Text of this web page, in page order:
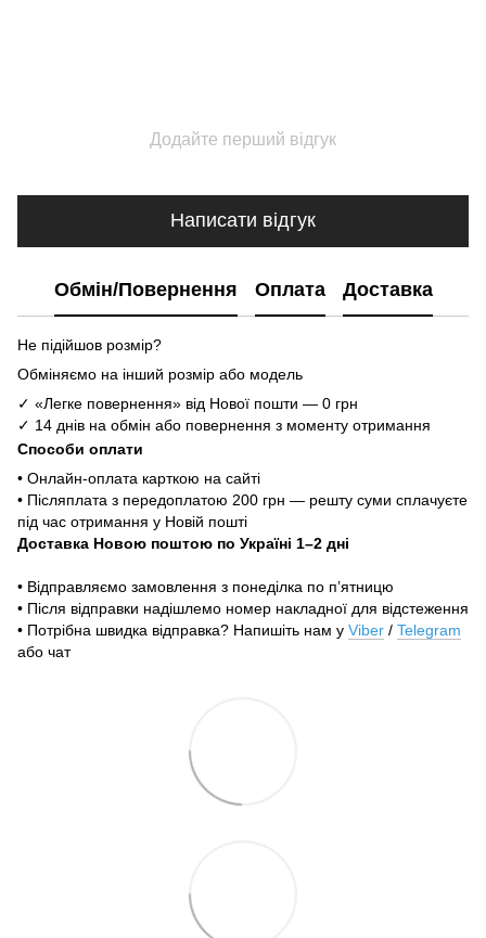
Додайте перший відгук
Написати відгук
Обмін/Повернення Оплата Доставка
Не підійшов розмір?
Обміняємо на інший розмір або модель
✓ «Легке повернення» від Нової пошти — 0 грн
✓ 14 днів на обмін або повернення з моменту отримання
Способи оплати
• Онлайн-оплата карткою на сайті
• Післяплата з передоплатою 200 грн — решту суми сплачуєте
під час отримання у Новій пошті
Доставка Новою поштою по Україні 1–2 дні
• Відправляємо замовлення з понеділка по п’ятницю
• Після відправки надішлемо номер накладної для відстеження
• Потрібна швидка відправка? Напишіть нам у Viber / Telegram
або чат